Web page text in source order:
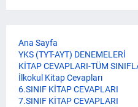
Ana Sayfa
YKS (TYT-AYT) DENEMELERİ
KİTAP CEVAPLARI-TÜM
İlkokul Kitap Cevapları
6.SINIF KİTAP CEVAPLARI
7.SINIF KİTAP CEVAPLARI